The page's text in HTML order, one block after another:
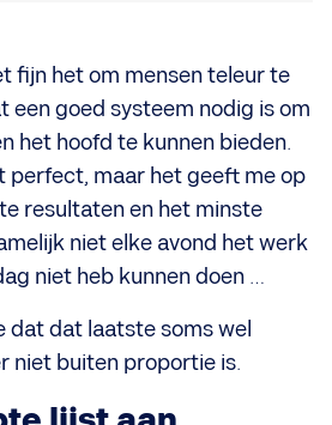
fijn het om mensen teleur te
een goed systeem nodig is om
het hoofd te kunnen bieden.
perfect, maar het geeft me op
resultaten en het minste
niet elke avond het werk
niet heb kunnen doen …
dat dat laatste soms wel
niet buiten proportie is.